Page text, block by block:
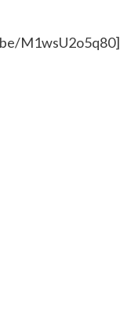
M1wsU2o5q80]